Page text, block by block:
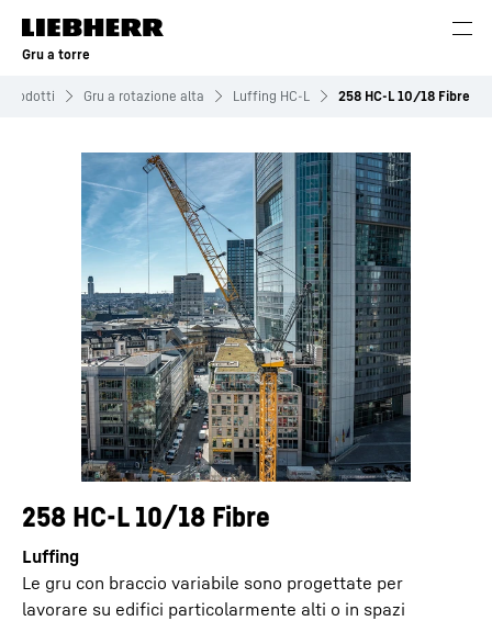
Gru a torre
Prodotti Gru a rotazione alta Luffing HC-L 258 HC-L 10/18 Fibre
258 HC-L 10/18 Fibre
Luffing
Le gru con braccio variabile sono progettate per
lavorare su edifici particolarmente alti o in spazi